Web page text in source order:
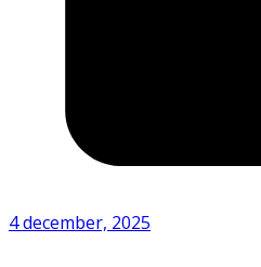
4 december, 2025